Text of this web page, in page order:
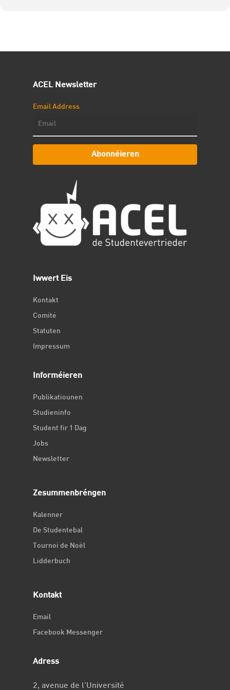
ACEL Newsletter
Email Address
Abonnéieren
Iwwert Eis
Kontakt
Comité
Statuten
Impressum
Informéieren
Publikatiounen
Studieninfo
Student fir 1 Dag
Jobs
Newsletter
Zesummenbréngen
Kalenner
De Studentebal
Tournoi de Noël
Lidderbuch
Kontakt
Email
Facebook Messenger
Adress
2, avenue de l’Université